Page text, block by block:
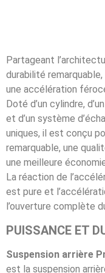
Partageant
durabilité
une accélération
Doté d’un cylindre,
et d’un système
uniques, il est conçu
remarquable, une
une meilleure
La réaction de
est pure et
l’ouverture complète
PUISSANCE ET
Suspension arrière
est la suspension